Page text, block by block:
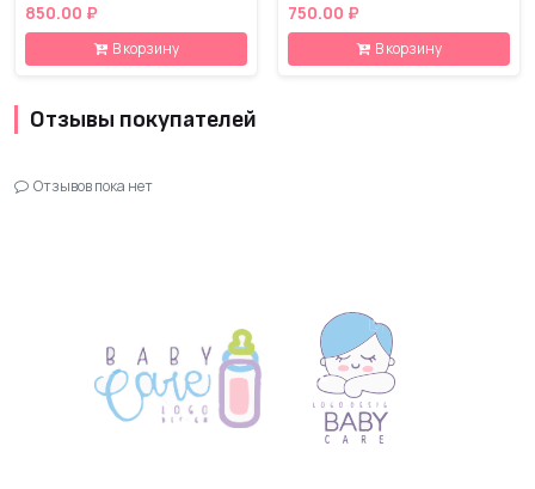
850.00 ₽
В корзину
750.00 ₽
В корзину
Отзывы покупателей
Отзывов пока нет